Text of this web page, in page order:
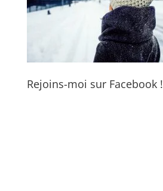
Rejoins-moi sur Facebook !